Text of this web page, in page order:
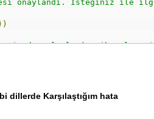
onaylandı. İsteğiniz ile
.AddWithValue("AdSoyad"
Karşılaştığım hata